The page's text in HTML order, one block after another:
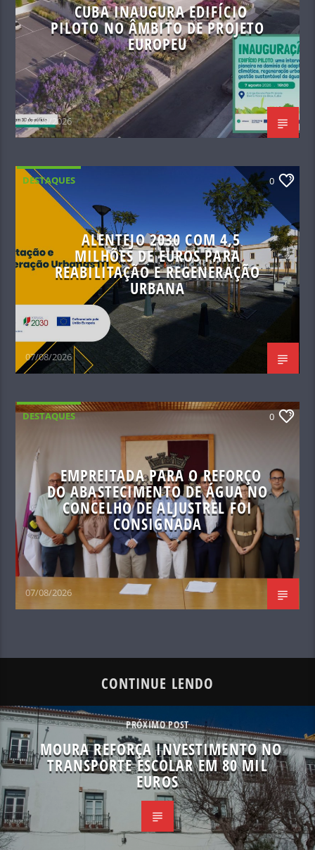
CUBA INAUGURA EDIFÍCIO
PILOTO NO ÂMBITO DE PROJETO
EUROPEU
07/08/2026
DESTAQUES 0
ALENTEJO 2030 COM 4,5
MILHÕES DE EUROS PARA
REABILITAÇÃO E REGENERAÇÃO
URBANA
07/08/2026
DESTAQUES 0
EMPREITADA PARA O REFORÇO
DO ABASTECIMENTO DE ÁGUA NO
CONCELHO DE ALJUSTREL FOI
CONSIGNADA
07/08/2026
CONTINUE LENDO
PRÓXIMO POST
MOURA REFORÇA INVESTIMENTO NO
TRANSPORTE ESCOLAR EM 80 MIL
EUROS